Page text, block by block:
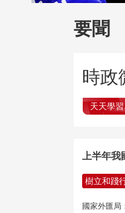
要聞
時政
天天學習
上半年
樹立和踐
國家外匯局